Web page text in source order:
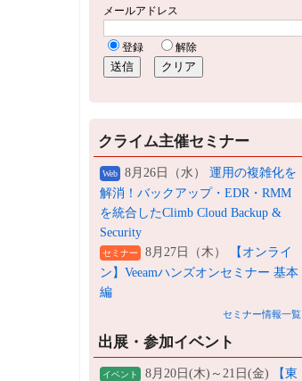
クライム主催セミナー
Web 8月26日（水） 運用の複雑化を
解消！バックアップ・EDR・RMM
を統合したClimb Cloud Backup &
Security
セミナー 8月27日（木）
【オンライ
ン】Veeamハンズオンセミナー 基本
編
セミナー情報一覧
出展・参加イベント
イベント 8月20日(木)～21日(金)
【東